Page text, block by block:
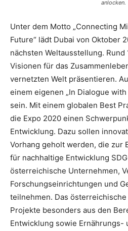
anlocken.
Unter dem Motto „Connecting
Future“ lädt Dubai ​von Oktober
nächsten Weltausstellung.
Visionen für das
vernetzten Welt präsentieren.
einem eigenen „In Dialogue
sein. Mit einem globalen Best
die Expo 2020 einen
Entwicklung. Dazu sollen
Vorhang geholt werden, die zur
für nachhaltige Entwicklung
österreichische Unternehmen,
Forschungseinrichtungen und
teilnehmen. Das
Projekte besonders aus den
Entwicklung sowie Ernährungs-